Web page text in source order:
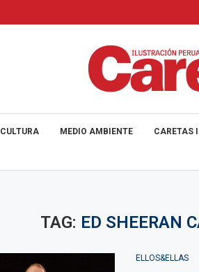
CULTURA MEDIO AMBIENTE CARETAS
TAG: ED SHEERAN
ELLOS&ELLAS